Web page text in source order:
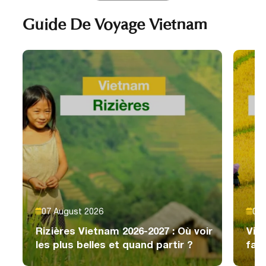
Guide De Voyage Vietnam
07 August 2026
Rizières Vietnam 2026-2027 : Où voir
les plus belles et quand partir ?
07